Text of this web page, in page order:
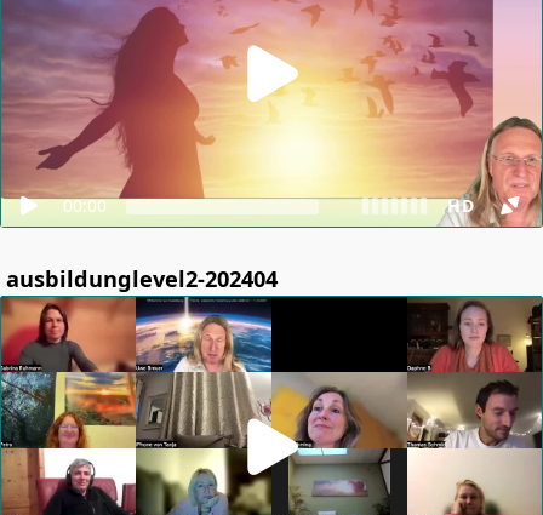
00:00 HD
ausbildunglevel2-202404